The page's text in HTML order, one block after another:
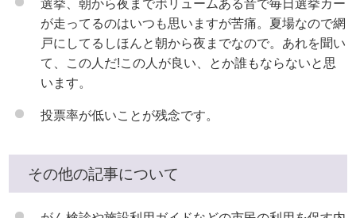
選挙、朝から夜までボリュームある音で毎日選挙カー
が走ってるのはいつも思いますが苦痛。夏場なので網
戸にしてるしほんと朝から夜までなので。あれを聞い
て、この人だ!この人が良い、とか誰もならないと思
います。
投票率が低いことが残念です。
その他の記事について